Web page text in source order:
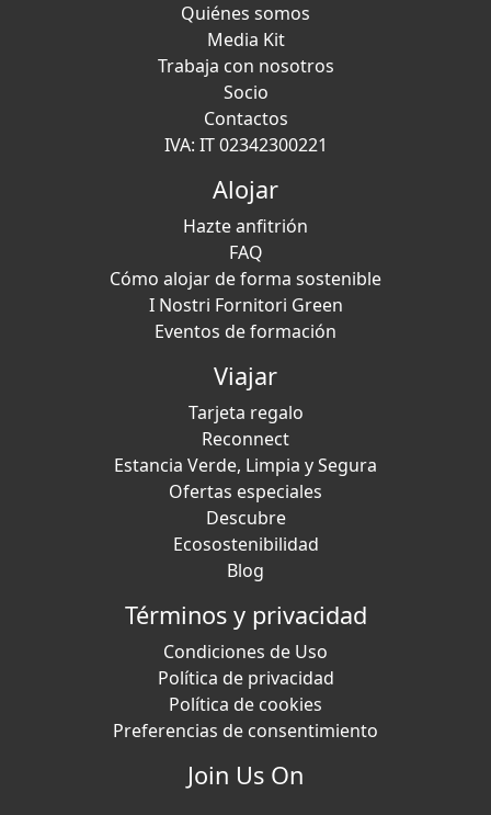
Quiénes somos
Media Kit
Trabaja con nosotros
Socio
Contactos
IVA: IT 02342300221
Alojar
Hazte anfitrión
FAQ
Cómo alojar de forma sostenible
I Nostri Fornitori Green
Eventos de formación
Viajar
Tarjeta regalo
Reconnect
Estancia Verde, Limpia y Segura
Ofertas especiales
Descubre
Ecosostenibilidad
Blog
Términos y privacidad
Condiciones de Uso
Política de privacidad
Política de cookies
Preferencias de consentimiento
Join Us On